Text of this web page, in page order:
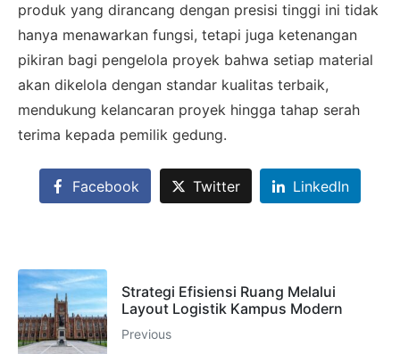
produk yang dirancang dengan presisi tinggi ini tidak
hanya menawarkan fungsi, tetapi juga ketenangan
pikiran bagi pengelola proyek bahwa setiap material
akan dikelola dengan standar kualitas terbaik,
mendukung kelancaran proyek hingga tahap serah
terima kepada pemilik gedung.
Facebook Twitter LinkedIn
Strategi Efisiensi Ruang Melalui
Layout Logistik Kampus Modern
Previous
Admin 1
6281310045708
CHAT
Admin 2
62811893101